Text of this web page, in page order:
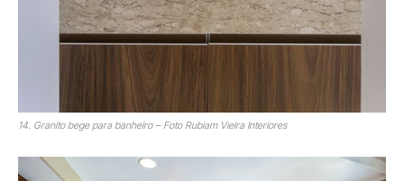
14. Granito bege para banheiro – Foto Rubiam Vieira Interiores